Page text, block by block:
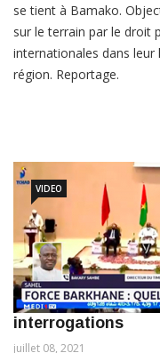
se tient à Bamako.
sur le terrain par le droit
internationales dans
région. Reportage.
VIDEO
interrogations
juillet 08, 2021